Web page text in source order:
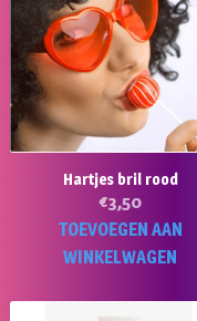
Hartjes bril rood
€3,50
TOEVOEGEN AAN
WINKELWAGEN